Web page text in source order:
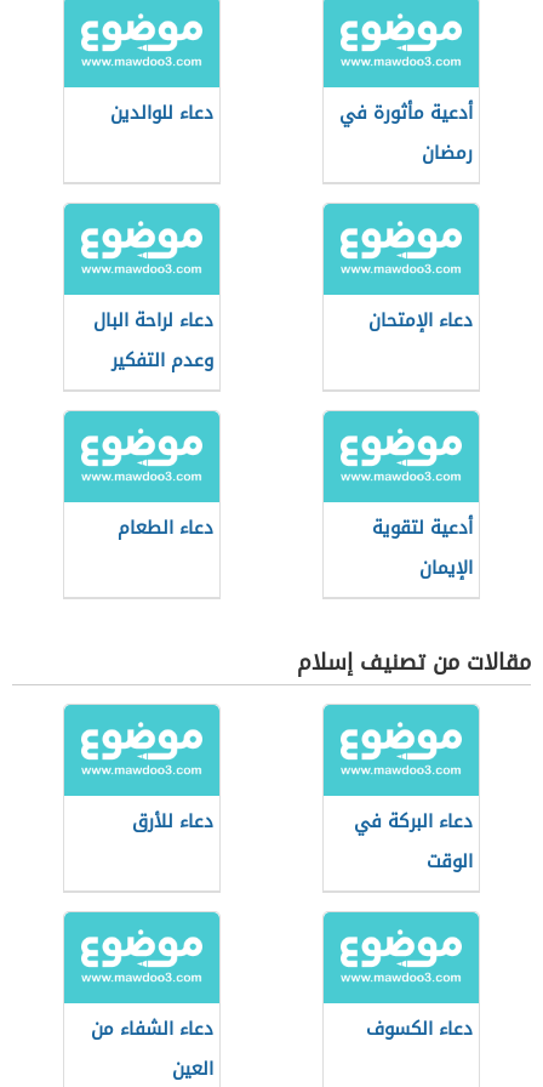
أدعية مأثورة في
رمضان
دعاء للوالدين
دعاء الإمتحان
دعاء لراحة البال
وعدم التفكير
أدعية لتقوية
الإيمان
دعاء الطعام
مقالات من تصنيف إسلام
دعاء البركة في
الوقت
دعاء للأرق
دعاء الكسوف
دعاء الشفاء من
العين